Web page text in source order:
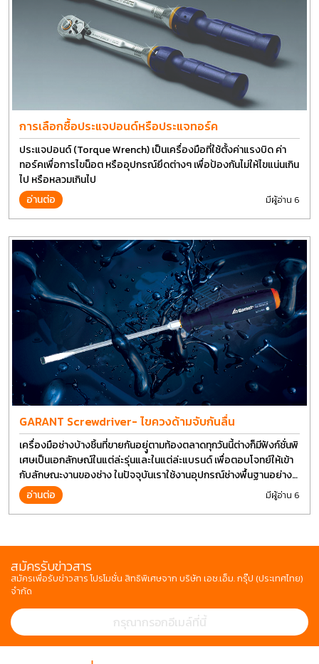
การเลือกซื้อประแจปอนด์หรือประแจทอร์ค
ประแจปอนด์ (Torque Wrench) เป็นเครื่องมือที่ใช้ตั้งค่าแรงบิด ค่า
ทอร์คเพื่อการไขน็อต หรืออุปกรณ์ยึดต่างๆ เพื่อป้องกันไม่ให้ไขแน่นเกิน
ไป หรือหลวมเกินไป
อ่านต่อ
มีผู้อ่าน 6
GARANT Screwdriver- ไขควงด้ามจับกันลื่น
เครื่องมือช่างบ้างชิ้นที่ขายกันอยุู่ตามท้องตลาดทุกวันนี้ต่างก็มีฟังก์ชั่นพิ
เศษเป็นเอกลักษณ์ในแต่ล่ะรุ่นและในแต่ล่ะแบรนด์ เพื่อตอบโจทย์ให้เข้า
กับลักษณะงานของช่าง ในปัจจุบันเราใช้งานอุปกรณ์ช่างพื้นฐานอย่าง
ไขควงกันในงานหลายประเภททำให้มีการปรับเปลี่ยนรูปแบบ
อ่านต่อ มีผู้อ่าน 6
สมัครรับข่าวสาร
สมัครเพื่อรับข่าวสาร โปรโมชั่น สิทธิพิเศษจาก บริษัท เอช.เอ็ม. กรุ๊ป (ประเทศไทย)
จำกัด